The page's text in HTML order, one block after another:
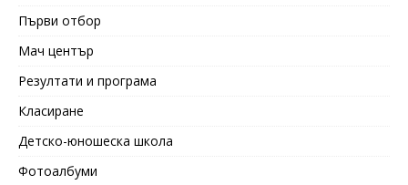
Първи отбор
Мач център
Резултати и програма
Класиране
Детско-юношеска школа
Фотоалбуми